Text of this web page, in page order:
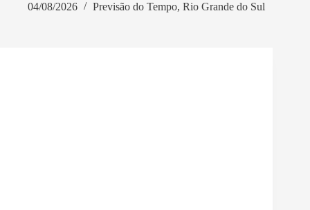
04/08/2026
Previsão do Tempo, Rio Grande do Sul